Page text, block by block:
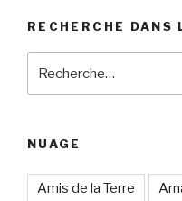
RECHERCHE DANS
NUAGE
Amis de la Terre